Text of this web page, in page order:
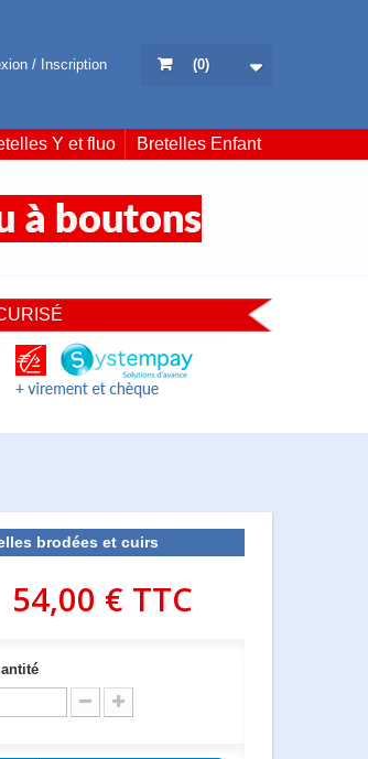
/ Inscription (0)
Y et fluo Bretelles Enfant
brodées et cuirs
54,00 € TTC